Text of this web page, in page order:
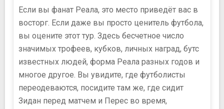
Если вы фанат Реала, это место приведёт вас в
восторг. Если даже вы просто ценитель футбола,
вы оцените этот тур. Здесь бесчетное число
значимых трофеев, кубков, личных наград, бутс
известных людей, форма Реала разных годов и
многое другое. Вы увидите, где футболисты
переодеваются, посидите там же, где сидит
Зидан перед матчем и Перес во время,